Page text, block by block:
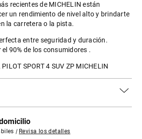
recientes de MICHELIN están
un rendimiento de nivel alto y brindarte
la carretera o la pista.
entre seguridad y duración.
90% de los consumidores .
SPORT 4 SUV ZP MICHELIN
| Revisa los detalles